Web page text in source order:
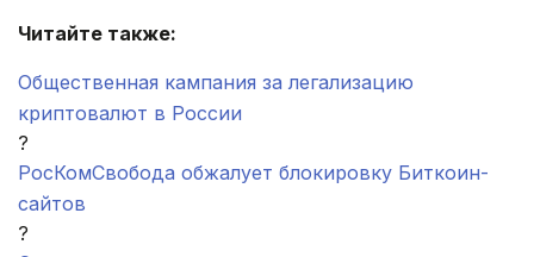
Читайте также:
Общественная кампания за легализацию
криптовалют в России
?
РосКомСвобода обжалует блокировку Биткоин-
сайтов
?